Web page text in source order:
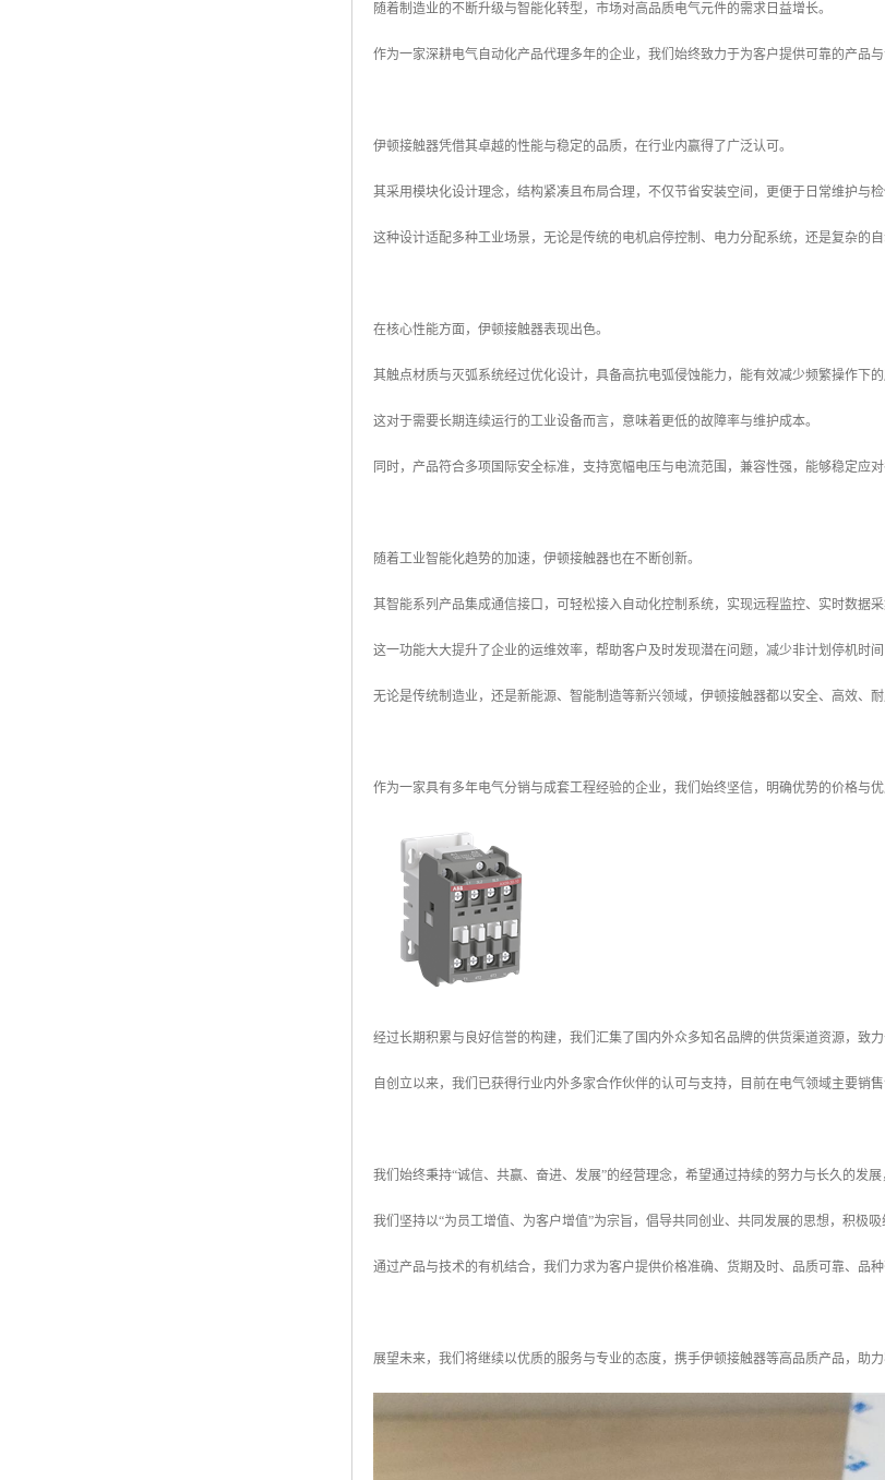
随着制造业的不断升级与智能化转型，市场对高品质电气元件的需求日益增长。
作为一家深耕电气自动化产品代理多年的企业，我们始终致力于为客户提供可靠的产品
伊顿接触器凭借其卓越的性能与稳定的品质，在行业内赢得了广泛认可。
其采用模块化设计理念，结构紧凑且布局合理，不仅节省安装空间，更便于日常维护与检
这种设计适配多种工业场景，无论是传统的电机启停控制、电力分配系统，还是复杂的
在核心性能方面，伊顿接触器表现出色。
其触点材质与灭弧系统经过优化设计，具备高抗电弧侵蚀能力，能有效减少频繁操作下的
这对于需要长期连续运行的工业设备而言，意味着更低的故障率与维护成本。
同时，产品符合多项国际安全标准，支持宽幅电压与电流范围，兼容性强，能够稳定应
随着工业智能化趋势的加速，伊顿接触器也在不断创新。
其智能系列产品集成通信接口，可轻松接入自动化控制系统，实现远程监控、实时数据采
这一功能大大提升了企业的运维效率，帮助客户及时发现潜在问题，减少非计划停机时间
无论是传统制造业，还是新能源、智能制造等新兴领域，伊顿接触器都以安全、高效、
作为一家具有多年电气分销与成套工程经验的企业，我们始终坚信，明确优势的价格与
经过长期积累与良好信誉的构建，我们汇集了国内外众多知名品牌的供货渠道资源，致
自创立以来，我们已获得行业内外多家合作伙伴的认可与支持，目前在电气领域主要销
我们始终秉持“诚信、共赢、奋进、发展”的经营理念，希望通过持续的努力与长久的发展
我们坚持以“为员工增值、为客户增值”为宗旨，倡导共同创业、共同发展的思想，积极
通过产品与技术的有机结合，我们力求为客户提供价格准确、货期及时、品质可靠、品
展望未来，我们将继续以优质的服务与专业的态度，携手伊顿接触器等高品质产品，助